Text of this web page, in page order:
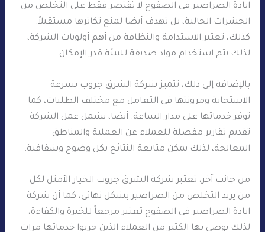
ابادة الصراصير في الصفوح لا تقتصر فقط على التخلص من
الحشرات الحالية، بل تهدف أيضا لمنع تكاثرها مستقبلاً.
كذلك، تعتبر الاستدامة والنظافة من أهم أولويات الشركة،
لذلك يتم استخدام مواد صديقة للبيئة قدر الإمكان.
بالإضافة إلى ذلك، تتميز شركة الشرق جروب بسرعة
الاستجابة ومرونتها في التعامل مع مختلف الطلبات، كما
توفر خدماتها على مدار الساعة. أيضا، يشمل عمل الشركة
تقديم تقارير مفصلة للعملاء عن العملية والمناطق
المعالجة، لذلك يمكن متابعة النتائج بكل وضوح وشفافية.
من جانب آخر، تعتبر شركة الشرق جروب الخيار الأمثل لكل
من يريد التخلص من الصراصير بشكل نهائي، كما أن شركة
ابادة الصراصير في الصفوح تعتبر مرجعاً للخبرة والكفاءة،
لذلك يوصي بها الكثير من العملاء الذين جربوا خدماتها مرات